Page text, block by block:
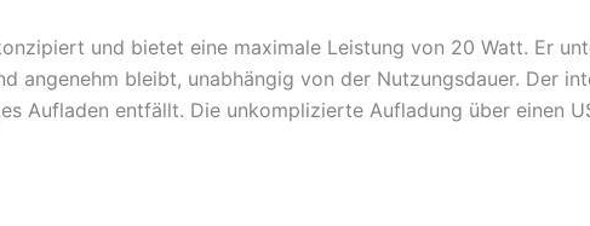
und bietet eine maximale Leistung von 20 Watt. Er
angenehm bleibt, unabhängig von der Nutzungsdauer. Der
Aufladen entfällt. Die unkomplizierte Aufladung über einen